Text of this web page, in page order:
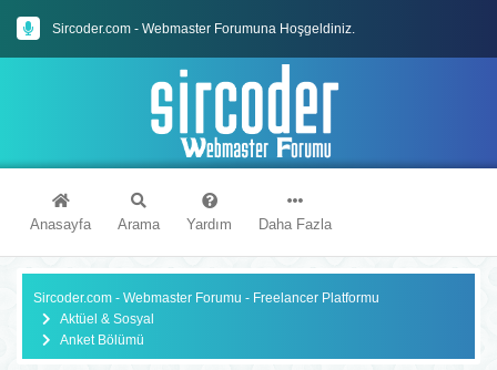
Sircoder.com - Webmaster Forumuna Hoşgeldiniz.
Sircoder.com Webmaster Forumu Kuralları
Anasayfa Arama Yardım Daha Fazla
Sircoder.com - Webmaster Forumu - Freelancer Platformu
Aktüel & Sosyal
Anket Bölümü